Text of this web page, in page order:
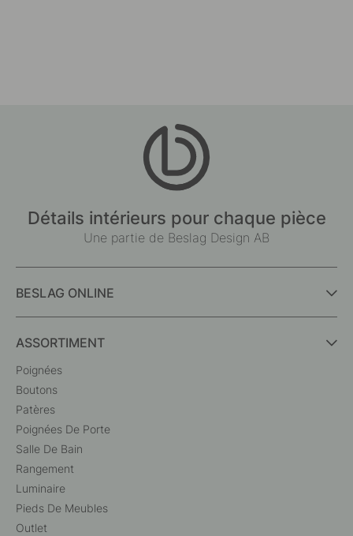
Détails intérieurs pour chaque pièce
Une partie de Beslag Design AB
BESLAG ONLINE
ASSORTIMENT
Poignées
Boutons
Patères
Poignées De Porte
Salle De Bain
Rangement
Luminaire
Pieds De Meubles
Outlet